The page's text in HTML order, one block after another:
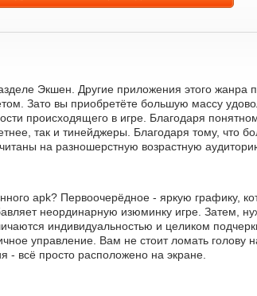
Экшен. Другие приложения этого жанра
Зато вы приобретёте большую массу
происходящего в игре. Благодаря
так и тинейджеры. Благодаря тому, что
на разношерстную возрастную
apk? Первоочерёдное - яркую графику,
неординарную изюминку игре. Затем,
индивидуальностью и целиком
управление. Вам не стоит ломать голову
- всё просто расположено на экране.